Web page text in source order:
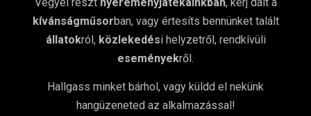
kívánságműsorban, vagy értesíts bennünket talált
állatokról, közlekedési helyzetről, rendkívüli
eseményekről.
Hallgass minket bárhol, vagy küldd el nekünk
hangüzeneted az alkalmazással!